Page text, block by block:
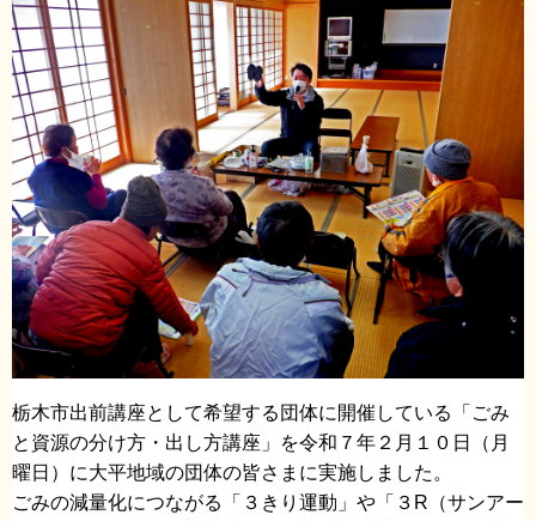
栃木市出前講座として希望する団体に開催している「ごみ
と資源の分け方・出し方講座」を令和７年２月１０日（月
曜日）に大平地域の団体の皆さまに実施しました。
ごみの減量化につながる「３きり運動」や「３R（サンアー